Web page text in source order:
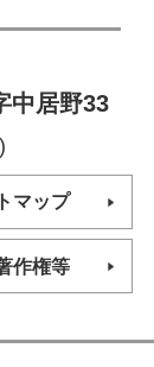
中居野33
マップ
作権等